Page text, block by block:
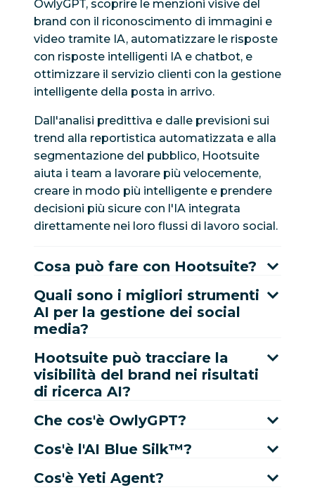
OwlyGPT, scoprire le menzioni visive del
brand con il riconoscimento di immagini e
video tramite IA, automatizzare le risposte
con risposte intelligenti IA e chatbot, e
ottimizzare il servizio clienti con la gestione
intelligente della posta in arrivo.
Dall'analisi predittiva e dalle previsioni sui
trend alla reportistica automatizzata e alla
segmentazione del pubblico, Hootsuite
aiuta i team a lavorare più velocemente,
creare in modo più intelligente e prendere
decisioni più sicure con l'IA integrata
direttamente nei loro flussi di lavoro social.
Cosa può fare con Hootsuite?
Quali sono i migliori strumenti
AI per la gestione dei social
media?
Hootsuite può tracciare la
visibilità del brand nei risultati
di ricerca AI?
Che cos'è OwlyGPT?
Cos'è l'AI Blue Silk™?
Cos'è Yeti Agent?